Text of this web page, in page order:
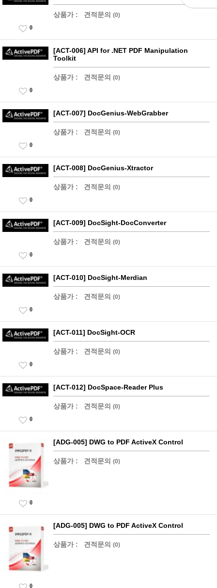
상품가 : 견적문의 (0)
0
[ACT-006] API for .NET PDF Manipulation
Toolkit
상품가 : 견적문의 (0)
0
[ACT-007] DocGenius-WebGrabber
상품가 : 견적문의 (0)
0
[ACT-008] DocGenius-Xtractor
상품가 : 견적문의 (0)
0
[ACT-009] DocSight-DocConverter
상품가 : 견적문의 (0)
0
[ACT-010] DocSight-Merdian
상품가 : 견적문의 (0)
0
[ACT-011] DocSight-OCR
상품가 : 견적문의 (0)
0
[ACT-012] DocSpace-Reader Plus
상품가 : 견적문의 (0)
0
[ADG-005] DWG to PDF ActiveX Control
상품가 : 견적문의 (0)
0
[ADG-005] DWG to PDF ActiveX Control
상품가 : 견적문의 (0)
0